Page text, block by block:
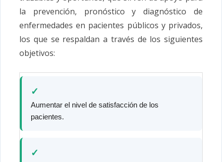
la prevención, pronóstico y diagnóstico de
enfermedades en pacientes públicos y privados,
los que se respaldan a través de los siguientes
objetivos:
✓
Aumentar el nivel de satisfacción de los
pacientes.
✓